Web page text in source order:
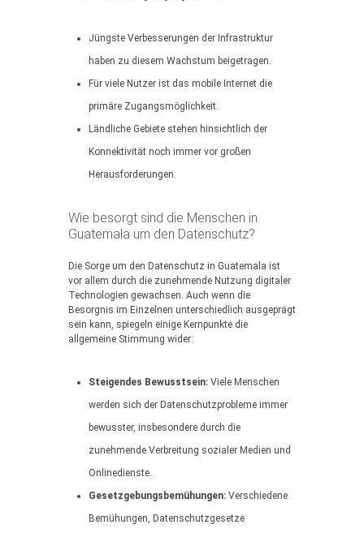
Jüngste Verbesserungen der Infrastruktur
haben zu diesem Wachstum beigetragen.
Für viele Nutzer ist das mobile Internet die
primäre Zugangsmöglichkeit.
Ländliche Gebiete stehen hinsichtlich der
Konnektivität noch immer vor großen
Herausforderungen.
Wie besorgt sind die Menschen in
Guatemala um den Datenschutz?
Die Sorge um den Datenschutz in Guatemala ist
vor allem durch die zunehmende Nutzung digitaler
Technologien gewachsen. Auch wenn die
Besorgnis im Einzelnen unterschiedlich ausgeprägt
sein kann, spiegeln einige Kernpunkte die
allgemeine Stimmung wider:
Steigendes Bewusstsein: Viele Menschen
werden sich der Datenschutzprobleme immer
bewusster, insbesondere durch die
zunehmende Verbreitung sozialer Medien und
Onlinedienste.
Gesetzgebungsbemühungen: Verschiedene
Bemühungen, Datenschutzgesetze